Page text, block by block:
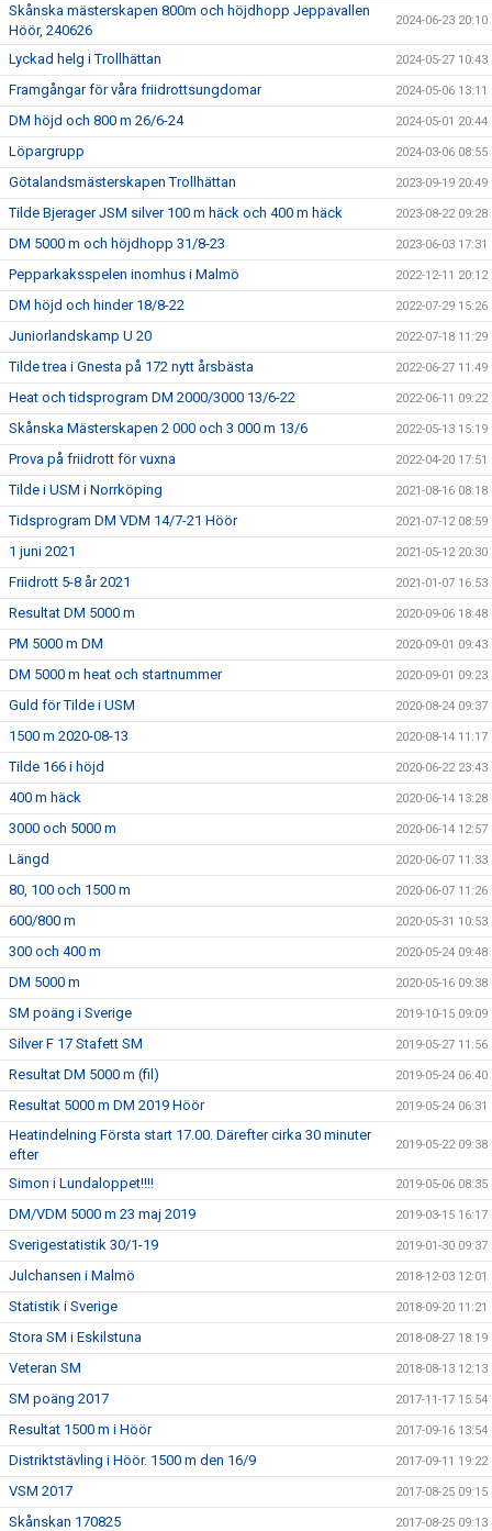
Skånska mästerskapen 800m och höjdhopp Jeppavallen
Höör, 240626
2024-06-23 20:10
Lyckad helg i Trollhättan 2024-05-27 10:43
Framgångar för våra friidrottsungdomar 2024-05-06 13:11
DM höjd och 800 m 26/6-24 2024-05-01 20:44
Löpargrupp 2024-03-06 08:55
Götalandsmästerskapen Trollhättan 2023-09-19 20:49
Tilde Bjerager JSM silver 100 m häck och 400 m häck 2023-08-22 09:28
DM 5000 m och höjdhopp 31/8-23 2023-06-03 17:31
Pepparkaksspelen inomhus i Malmö 2022-12-11 20:12
DM höjd och hinder 18/8-22 2022-07-29 15:26
Juniorlandskamp U 20 2022-07-18 11:29
Tilde trea i Gnesta på 172 nytt årsbästa 2022-06-27 11:49
Heat och tidsprogram DM 2000/3000 13/6-22 2022-06-11 09:22
Skånska Mästerskapen 2 000 och 3 000 m 13/6 2022-05-13 15:19
Prova på friidrott för vuxna 2022-04-20 17:51
Tilde i USM i Norrköping 2021-08-16 08:18
Tidsprogram DM VDM 14/7-21 Höör 2021-07-12 08:59
1 juni 2021 2021-05-12 20:30
Friidrott 5-8 år 2021 2021-01-07 16:53
Resultat DM 5000 m 2020-09-06 18:48
PM 5000 m DM 2020-09-01 09:43
DM 5000 m heat och startnummer 2020-09-01 09:23
Guld för Tilde i USM 2020-08-24 09:37
1500 m 2020-08-13 2020-08-14 11:17
Tilde 166 i höjd 2020-06-22 23:43
400 m häck 2020-06-14 13:28
3000 och 5000 m 2020-06-14 12:57
Längd 2020-06-07 11:33
80, 100 och 1500 m 2020-06-07 11:26
600/800 m 2020-05-31 10:53
300 och 400 m 2020-05-24 09:48
DM 5000 m 2020-05-16 09:38
SM poäng i Sverige 2019-10-15 09:09
Silver F 17 Stafett SM 2019-05-27 11:56
Resultat DM 5000 m (fil) 2019-05-24 06:40
Resultat 5000 m DM 2019 Höör 2019-05-24 06:31
Heatindelning Första start 17.00. Därefter cirka 30 minuter
efter
2019-05-22 09:38
Simon i Lundaloppet!!!! 2019-05-06 08:35
DM/VDM 5000 m 23 maj 2019 2019-03-15 16:17
Sverigestatistik 30/1-19 2019-01-30 09:37
Julchansen i Malmö 2018-12-03 12:01
Statistik i Sverige 2018-09-20 11:21
Stora SM i Eskilstuna 2018-08-27 18:19
Veteran SM 2018-08-13 12:13
SM poäng 2017 2017-11-17 15:54
Resultat 1500 m i Höör 2017-09-16 13:54
Distriktstävling i Höör. 1500 m den 16/9 2017-09-11 19:22
VSM 2017 2017-08-25 09:15
Skånskan 170825 2017-08-25 09:13